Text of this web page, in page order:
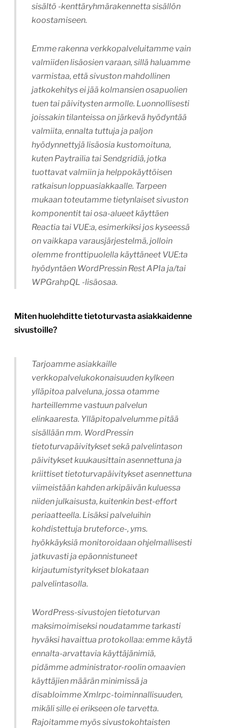
sisältö -kenttäryhmärakennetta sisällön
koostamiseen.
Emme rakenna verkkopalveluitamme vain
valmiiden lisäosien varaan, sillä haluamme
varmistaa, että sivuston mahdollinen
jatkokehitys ei jää kolmansien osapuolien
tuen tai päivitysten armolle. Luonnollisesti
joissakin tilanteissa on järkevä hyödyntää
valmiita, ennalta tuttuja ja paljon
hyödynnettyjä lisäosia kustomoituna,
kuten Paytrailia tai Sendgridiä, jotka
tuottavat valmiin ja helppokäyttöisen
ratkaisun loppuasiakkaalle. Tarpeen
mukaan toteutamme tietynlaiset sivuston
komponentit tai osa-alueet käyttäen
Reactia tai VUE:a, esimerkiksi jos kyseessä
on vaikkapa varausjärjestelmä, jolloin
olemme fronttipuolella käyttäneet VUE:ta
hyödyntäen WordPressin Rest APIa ja/tai
WPGrahpQL -lisäosaa.
Miten huolehditte tietoturvasta asiakkaidenne
sivustoille?
Tarjoamme asiakkaille
verkkopalvelukokonaisuuden kylkeen
ylläpitoa palveluna, jossa otamme
harteillemme vastuun palvelun
elinkaaresta. Ylläpitopalvelumme pitää
sisällään mm. WordPressin
tietoturvapäivitykset sekä palvelintason
päivitykset kuukausittain asennettuna ja
kriittiset tietoturvapäivitykset asennettuna
viimeistään kahden arkipäivän kuluessa
niiden julkaisusta, kuitenkin best-effort
periaatteella. Lisäksi palveluihin
kohdistettuja bruteforce-, yms.
hyökkäyksiä monitoroidaan ohjelmallisesti
jatkuvasti ja epäonnistuneet
kirjautumistyritykset blokataan
palvelintasolla.
WordPress-sivustojen tietoturvan
maksimoimiseksi noudatamme tarkasti
hyväksi havaittua protokollaa: emme käytä
ennalta-arvattavia käyttäjänimiä,
pidämme administrator-roolin omaavien
käyttäjien määrän minimissä ja
disabloimme Xmlrpc-toiminnallisuuden,
mikäli sille ei erikseen ole tarvetta.
Rajoitamme myös sivustokohtaisten